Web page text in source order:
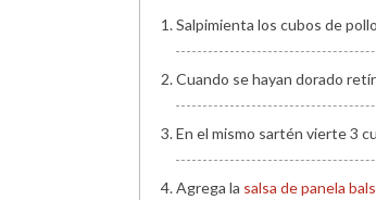
Salpimienta los cubos de
Cuando se hayan dorado
En el mismo sartén vierte 3
Agrega la salsa de panela